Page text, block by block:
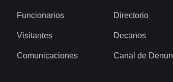
Funcionarios
Visitantes
Comunicaciones
Directorio
Decanos
Canal de